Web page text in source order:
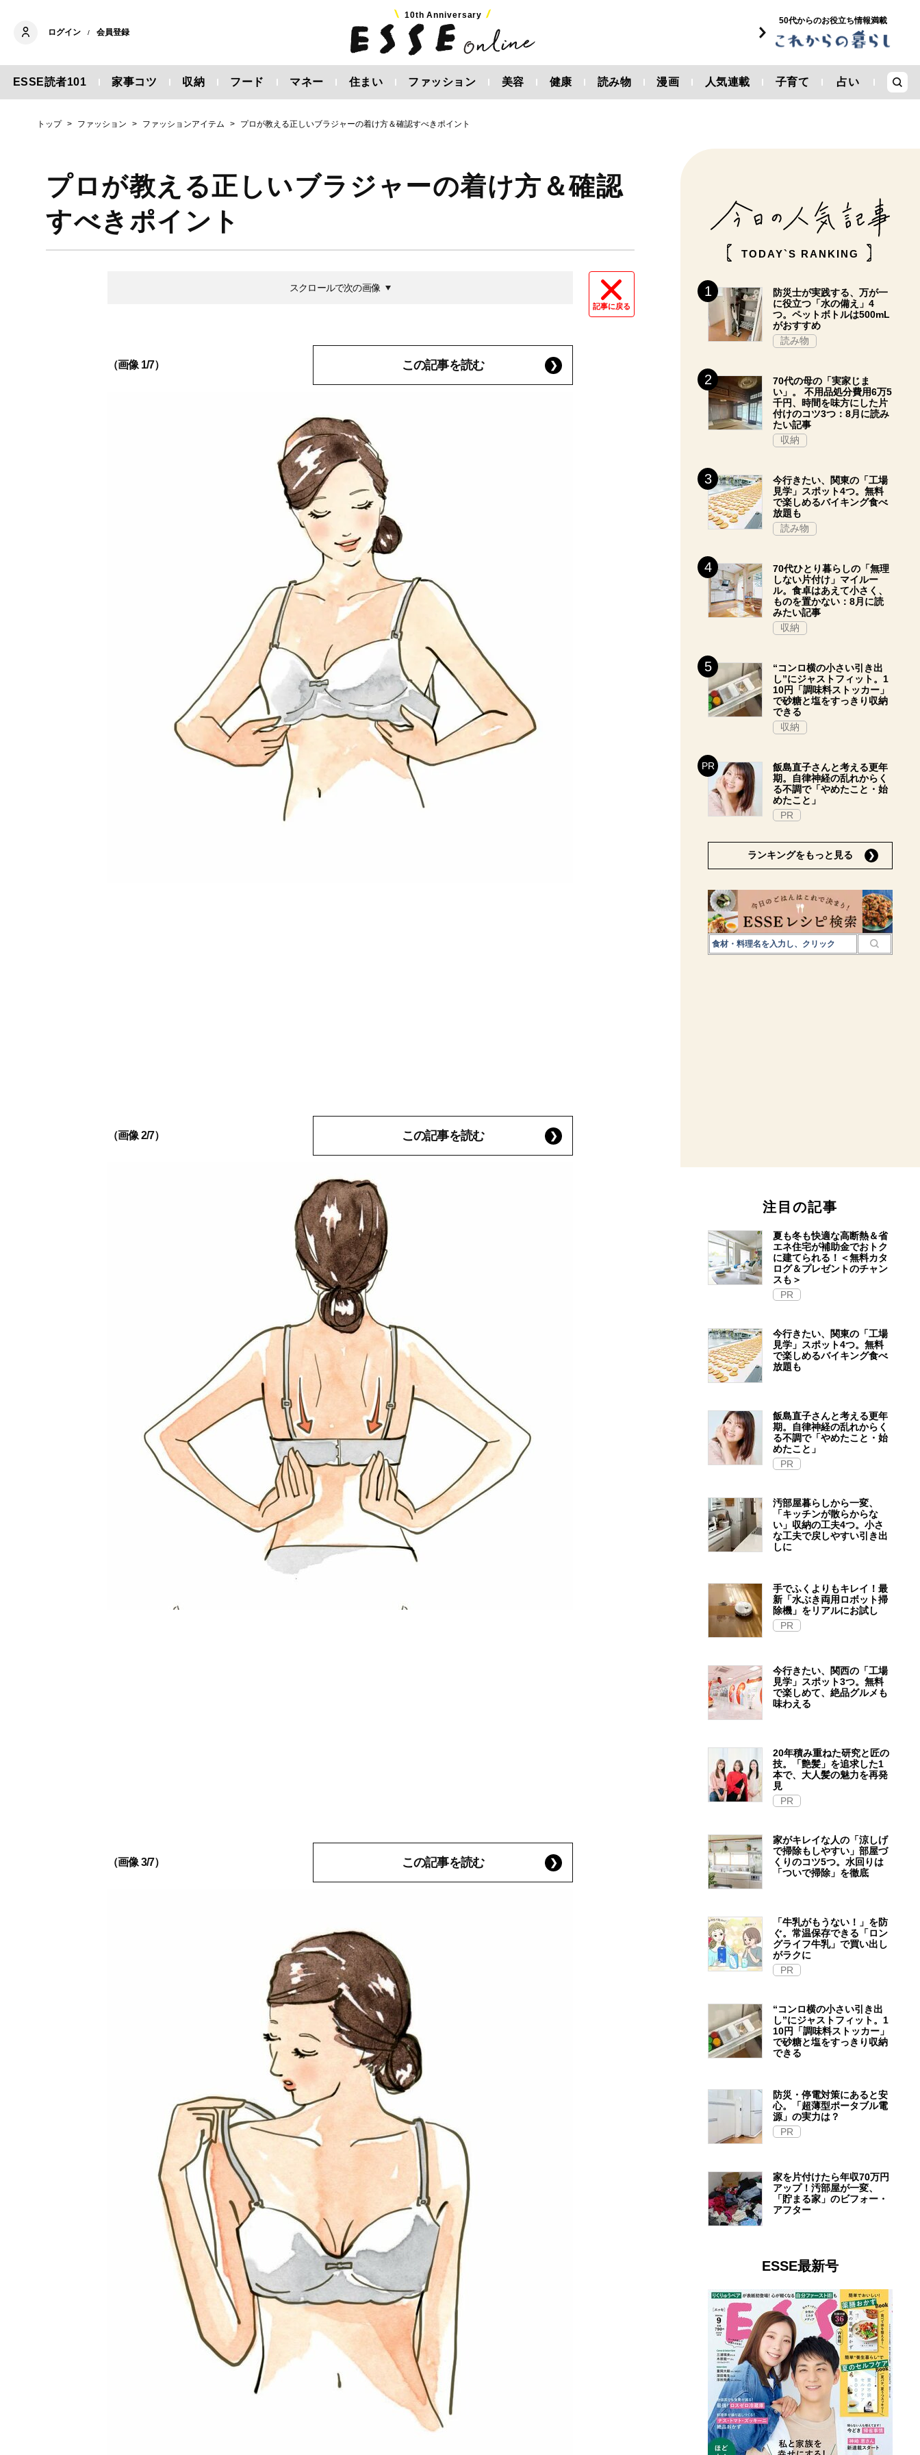
ログイン / 会員登録
10th Anniversary
50代からのお役立ち情報満載
ESSE読者101 家事コツ 収納 フード マネー 住まい ファッション 美容 健康 読み物 漫画 人気連載 子育て 占い
トップ ファッション ファッションアイテム プロが教える正しいブラジャーの着け方＆確認すべきポイント
プロが教える正しいブラジャーの着け方＆確認
すべきポイント
記事に戻る
スクロールで次の画像
（画像 1/7） この記事を読む
（画像 2/7） この記事を読む
（画像 3/7） この記事を読む
TODAY`S RANKING
防災士が実践する、万が一
に役立つ「水の備え」4
つ。ペットボトルは500mL
がおすすめ
読み物
70代の母の「実家じま
い」。 不用品処分費用6万5
千円、時間を味方にした片
付けのコツ3つ：8月に読み
たい記事
収納
今行きたい、関東の「工場
見学」スポット4つ。無料
で楽しめるバイキング食べ
放題も
読み物
70代ひとり暮らしの「無理
しない片付け」マイルー
ル。食卓はあえて小さく、
ものを置かない：8月に読
みたい記事
収納
“コンロ横の小さい引き出
し”にジャストフィット。1
10円「調味料ストッカー」
で砂糖と塩をすっきり収納
できる
収納
飯島直子さんと考える更年
期。自律神経の乱れからく
る不調で「やめたこと・始
めたこと」
PR
ランキングをもっと見る
注目の記事
夏も冬も快適な高断熱＆省
エネ住宅が補助金でおトク
に建てられる！＜無料カタ
ログ＆プレゼントのチャン
スも＞
PR
今行きたい、関東の「工場
見学」スポット4つ。無料
で楽しめるバイキング食べ
放題も
飯島直子さんと考える更年
期。自律神経の乱れからく
る不調で「やめたこと・始
めたこと」
PR
汚部屋暮らしから一変、
「キッチンが散らからな
い」収納の工夫4つ。小さ
な工夫で戻しやすい引き出
しに
手でふくよりもキレイ！最
新「水ぶき両用ロボット掃
除機」をリアルにお試し
PR
今行きたい、関西の「工場
見学」スポット3つ。無料
で楽しめて、絶品グルメも
味わえる
20年積み重ねた研究と匠の
技。「艶髪」を追求した1
本で、大人髪の魅力を再発
見
PR
家がキレイな人の「涼しげ
で掃除もしやすい」部屋づ
くりのコツ5つ。水回りは
「ついで掃除」を徹底
「牛乳がもうない！」を防
ぐ。常温保存できる「ロン
グライフ牛乳」で買い出し
がラクに
PR
“コンロ横の小さい引き出
し”にジャストフィット。1
10円「調味料ストッカー」
で砂糖と塩をすっきり収納
できる
防災・停電対策にあると安
心。「超薄型ポータブル電
源」の実力は？​
PR
家を片付けたら年収70万円
アップ！汚部屋が一変、
「貯まる家」のビフォー・
アフター
ESSE最新号